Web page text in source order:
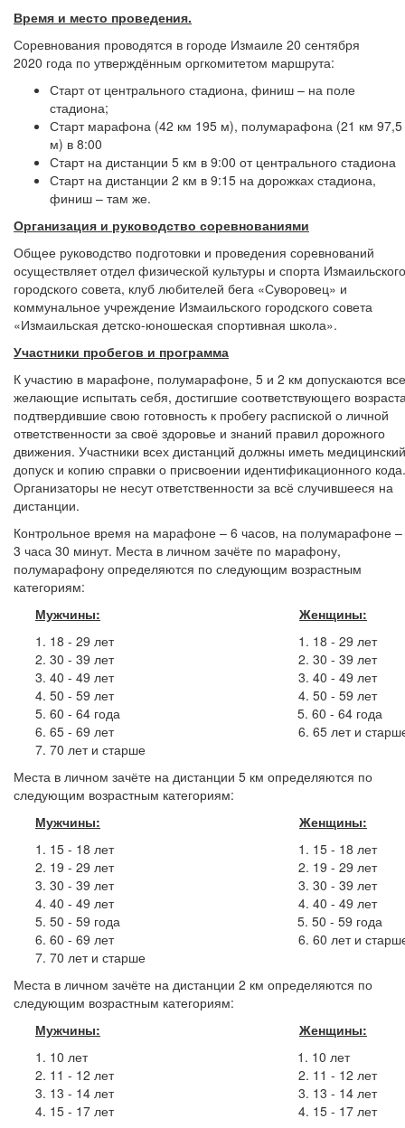
Время и место проведения.
Соревнования проводятся в городе Измаиле 20 сентября
2020 года по утверждённым оргкомитетом маршрута:
Старт от центрального стадиона, финиш – на поле
стадиона;
Старт марафона (42 км 195 м), полумарафона (21 км 97,5
м) в 8:00
Старт на дистанции 5 км в 9:00 от центрального стадиона
Старт на дистанции 2 км в 9:15 на дорожках стадиона,
финиш – там же.
Организация и руководство соревнованиями
Общее руководство подготовки и проведения соревнований
осуществляет отдел физической культуры и спорта Измаильского
городского совета, клуб любителей бега «Суворовец» и
коммунальное учреждение Измаильского городского совета
«Измаильская детско-юношеская спортивная школа».
Участники пробегов и программа
К участию в марафоне, полумарафоне, 5 и 2 км допускаются все
желающие испытать себя, достигшие соответствующего
подтвердившие свою готовность к пробегу распиской о личной
ответственности за своё здоровье и знаний правил дорожного
движения. Участники всех дистанций должны иметь медицинский
допуск и копию справки о присвоении идентификационного кода.
Организаторы не несут ответственности за всё случившееся на
дистанции.
Контрольное время на марафоне – 6 часов, на полумарафоне –
3 часа 30 минут. Места в личном зачёте по марафону,
полумарафону определяются по следующим возрастным
категориям:
Мужчины:
Женщины:
18 - 29 лет 1. 18 - 29 лет
30 - 39 лет 2. 30 - 39 лет
40 - 49 лет 3. 40 - 49 лет
50 - 59 лет 4. 50 - 59 лет
60 - 64 года 5. 60 - 64 года
65 - 69 лет 6. 65 лет и
70 лет и старше
Места в личном зачёте на дистанции 5 км определяются по
следующим возрастным категориям:
Мужчины:
Женщины:
15 - 18 лет 1. 15 - 18 лет
19 - 29 лет 2. 19 - 29 лет
30 - 39 лет 3. 30 - 39 лет
40 - 49 лет 4. 40 - 49 лет
50 - 59 года 5. 50 - 59 года
60 - 69 лет 6. 60 лет и
70 лет и старше
Места в личном зачёте на дистанции 2 км определяются по
следующим возрастным категориям:
Мужчины:
Женщины:
10 лет 1. 10 лет
11 - 12 лет 2. 11 - 12 лет
13 - 14 лет 3. 13 - 14 лет
15 - 17 лет 4. 15 - 17 лет